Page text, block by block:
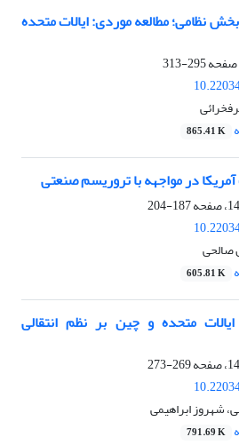
نظامی؛ مطالعه موردی: ایالات متحده
295-313
865.41 K
در مواجهه با تروریسم صنعتی
187-204
صالحی
605.81 K
متحده و چین بر نظم انتقالی
269-273
شهروز ابراهیمی
791.69 K